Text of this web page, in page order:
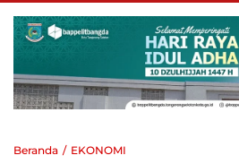
Beranda EKONOMI